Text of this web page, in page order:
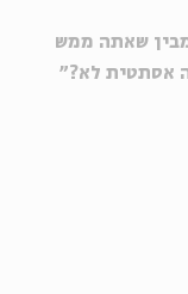
שאתה ממש
אסתטית לא?"